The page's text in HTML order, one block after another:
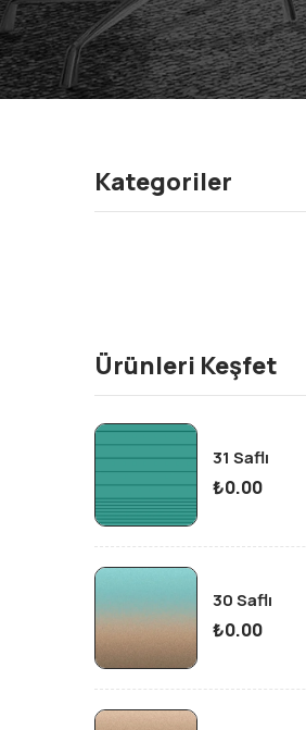
Kategoriler
Ürünleri Keşfet
31 Saflı
₺0.00
30 Saflı
₺0.00